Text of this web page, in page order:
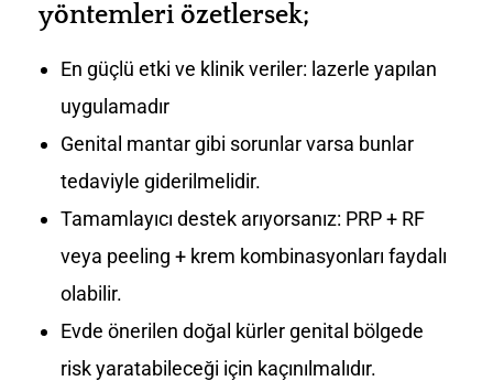
yöntemleri özetlersek;
En güçlü etki ve klinik veriler: lazerle yapılan
uygulamadır
Genital mantar gibi sorunlar varsa bunlar
tedaviyle giderilmelidir.
Tamamlayıcı destek arıyorsanız: PRP + RF
veya peeling + krem kombinasyonları faydalı
olabilir.
Evde önerilen doğal kürler genital bölgede
risk yaratabileceği için kaçınılmalıdır.